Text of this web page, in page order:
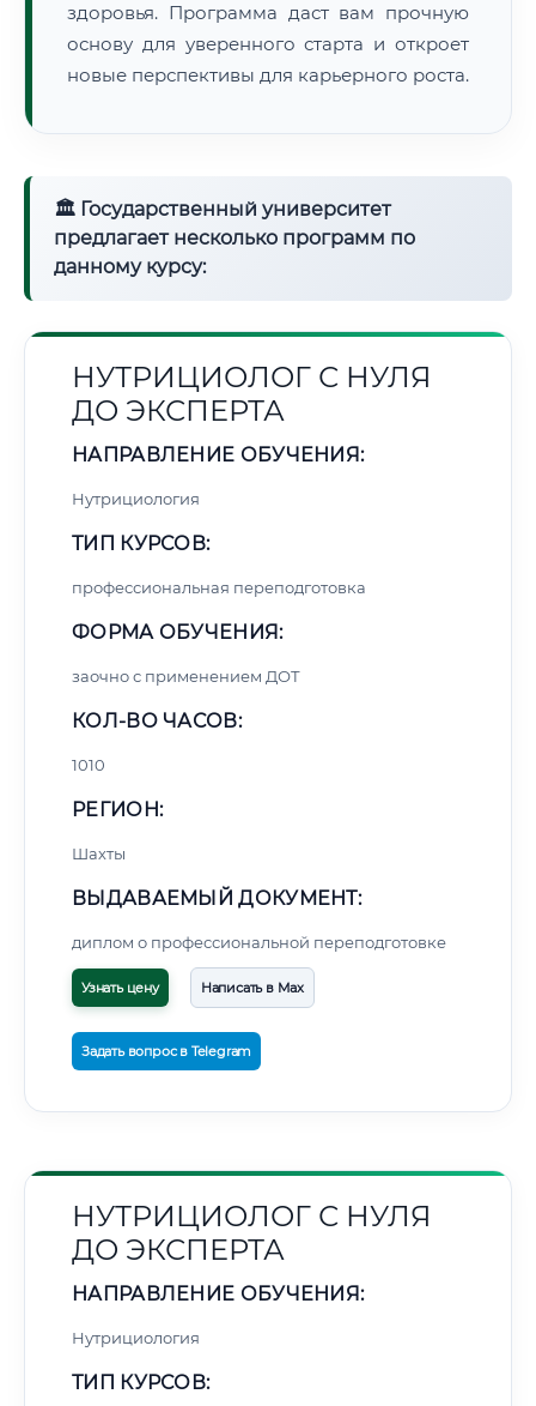
здоровья. Программа даст вам прочную
основу для уверенного старта и откроет
новые перспективы для карьерного роста.
🏛 Государственный университет
предлагает несколько программ по
данному курсу:
НУТРИЦИОЛОГ С НУЛЯ
ДО ЭКСПЕРТА
НАПРАВЛЕНИЕ ОБУЧЕНИЯ:
Нутрициология
ТИП КУРСОВ:
профессиональная переподготовка
ФОРМА ОБУЧЕНИЯ:
заочно с применением ДОТ
КОЛ-ВО ЧАСОВ:
1010
РЕГИОН:
Шахты
ВЫДАВАЕМЫЙ ДОКУМЕНТ:
диплом о профессиональной переподготовке
Узнать цену Написать в Max
Задать вопрос в Telegram
НУТРИЦИОЛОГ С НУЛЯ
ДО ЭКСПЕРТА
НАПРАВЛЕНИЕ ОБУЧЕНИЯ:
Нутрициология
ТИП КУРСОВ: